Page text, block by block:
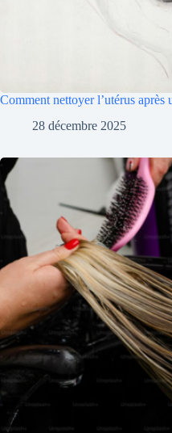
Comment nettoyer l’utérus après
28 décembre 2025